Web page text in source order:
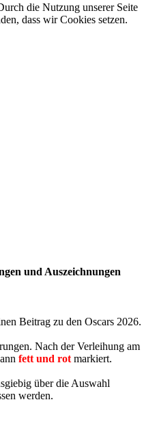
die Nutzung unserer Seite
dass wir Cookies setzen.
und Auszeichnungen
Beitrag zu den Oscars 2026.
Nach der Verleihung am
fett und rot markiert.
über die Auswahl
werden.